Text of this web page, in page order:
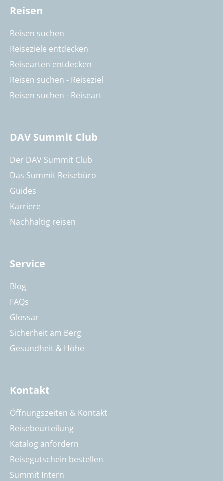
Reisen
Reisen suchen
Reiseziele entdecken
Reisearten entdecken
Reisen suchen - Reiseziel
Reisen suchen - Reiseart
DAV Summit Club
Der DAV Summit Club
Das Summit Reisebüro
Guides
Karriere
Nachhaltig reisen
Service
Blog
FAQs
Glossar
Sicherheit am Berg
Gesundheit & Höhe
Kontakt
Öffnungszeiten & Kontakt
Reisebeurteilung
Katalog anfordern
Reisegutschein bestellen
Summit Intern